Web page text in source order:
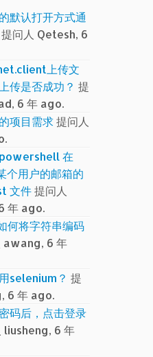
默认打开方式通
提问人 Qetesh, 6
上传文
传是否成功？ 提
6 年 ago.
项目需求提问人
在
用户的邮箱的
文件提问人
年 ago.
将字符串编码
awang, 6 年
selenium？ 提
6 年 ago.
码后，点击登录
liusheng, 6 年